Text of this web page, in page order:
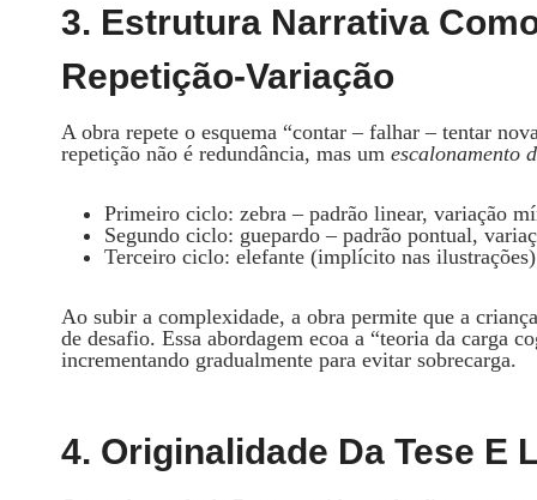
3. Estrutura Narrativa
Repetição‑variação
A obra repete o esquema “contar – falhar – tentar
repetição não é redundância, mas um escalonamento
Primeiro ciclo: zebra – padrão linear, variação
Segundo ciclo: guepardo – padrão pontual,
Terceiro ciclo: elefante (implícito nas
Ao subir a complexidade, a obra permite que a
de desafio. Essa abordagem ecoa a “teoria da carga
incrementando gradualmente para evitar sobrecarga.
4. Originalidade Da Tese E